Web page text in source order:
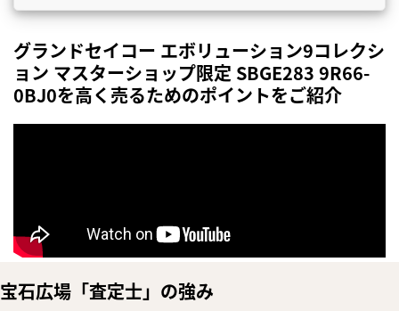
グランドセイコー エボリューション9コレクシ
ョン マスターショップ限定 SBGE283 9R66-
0BJ0を高く売るためのポイントをご紹介
宝石広場「査定士」の強み